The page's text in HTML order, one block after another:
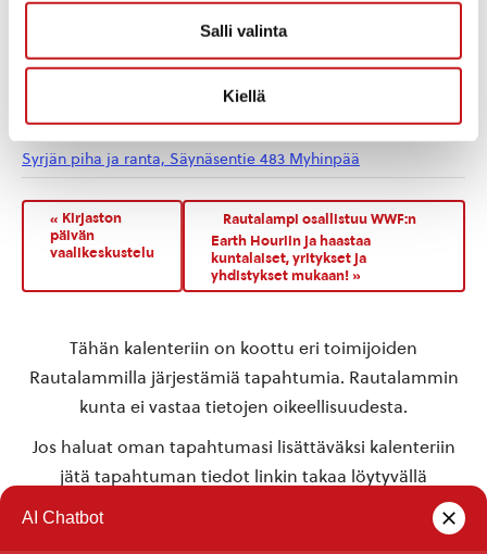
Salli valinta
Kiellä
Lasten, nuorten ja perheiden tapahtumat,Muut
Terveysliikunta
kylätapahtuma,Myhinpää
Syrjän piha ja ranta, Säynäsentie 483 Myhinpää
« Kirjaston
päivän
vaalikeskustelu
Rautalampi osallistuu WWF:n
Earth Houriin ja haastaa
kuntalaiset, yritykset ja
yhdistykset mukaan!»
Tähän kalenteriin on koottu eri toimijoiden
Rautalammilla järjestämiä tapahtumia. Rautalammin
kunta ei vastaa tietojen oikeellisuudesta.
Jos haluat oman tapahtumasi lisättäväksi kalenteriin
jätä tapahtuman tiedot linkin takaa löytyvällä